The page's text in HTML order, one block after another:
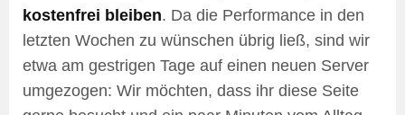
kostenfrei bleiben. Da die Performance in den
letzten Wochen zu wünschen übrig ließ, sind wir
etwa am gestrigen Tage auf einen neuen Server
umgezogen: Wir möchten, dass ihr diese Seite